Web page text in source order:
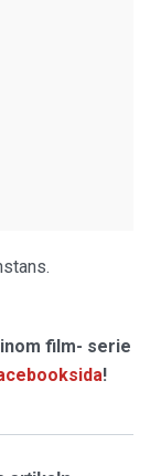
film- serie
!